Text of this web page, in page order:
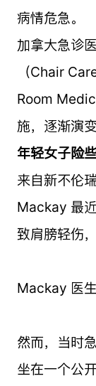
病情危急。
加拿大急诊
（Chair
Room
施，逐渐演
年轻女子险
来自新不伦
Mackay 最
致肩膀轻伤
Mackay 医生
然而，当时
坐在一个公